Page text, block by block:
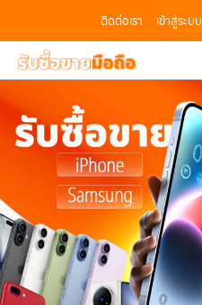
ติดต่อเรา เข้าสู่ระบบ